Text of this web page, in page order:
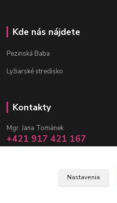
Kde nás nájdete
Pezinská Baba
Lyžiarské stredisko
Kontakty
Mgr. Jana Tománek
+421 917 421 167
(Po-Pia, 10 -17 hod.)
Nastavenia